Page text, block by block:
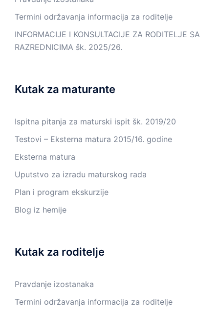
Termini održavanja informacija za roditelje
INFORMACIJE I KONSULTACIJE ZA RODITELJE SA
RAZREDNICIMA šk. 2025/26.
Kutak za maturante
Ispitna pitanja za maturski ispit šk. 2019/20
Testovi – Eksterna matura 2015/16. godine
Eksterna matura
Uputstvo za izradu maturskog rada
Plan i program ekskurzije
Blog iz hemije
Kutak za roditelje
Pravdanje izostanaka
Termini održavanja informacija za roditelje